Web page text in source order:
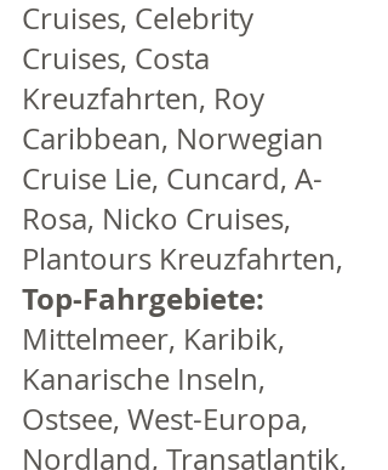
Cruises, Celebrity
Cruises, Costa
Kreuzfahrten, Roy
Caribbean, Norwegian
Cruise Lie, Cuncard, A-
Rosa, Nicko Cruises,
Plantours Kreuzfahrten,
Top-Fahrgebiete:
Mittelmeer, Karibik,
Kanarische Inseln,
Ostsee, West-Europa,
Nordland, Transatlantik,